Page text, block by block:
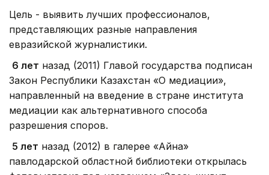
Цель - выявить лучших профессионалов,
представляющих разные направления
евразийской журналистики.
6 лет назад (2011) Главой государства подписан
Закон Республики Казахстан «О медиации»,
направленный на введение в стране института
медиации как альтернативного способа
разрешения споров.
5 лет назад (2012) в галерее «Айна»
павлодарской областной библиотеки открылась